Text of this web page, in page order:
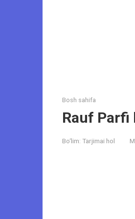
Bosh sahifa
Rauf Parfi
Bo‘lim: Tarjimai hol